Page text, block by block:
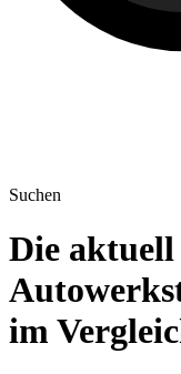
Suchen
Die aktuell
im